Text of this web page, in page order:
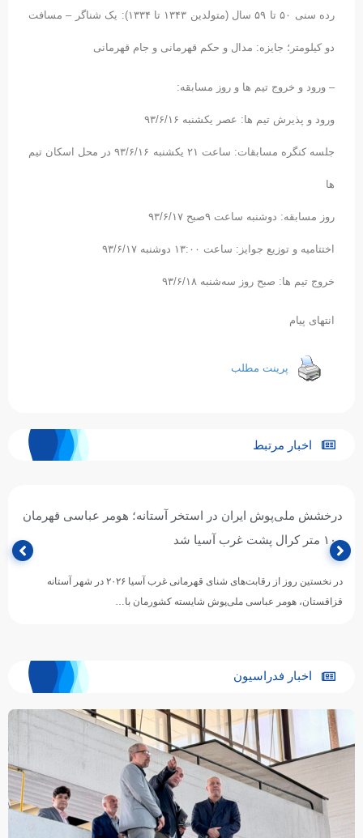
رده سنی ۵۰ تا ۵۹ سال (متولدین ۱۳۴۳ تا ۱۳۳۴): یک شناگر – مسافت
دو کیلومتر؛ جایزه: مدال و حکم قهرمانی و جام قهرمانی
– ورود و خروج تیم ها و روز مسابقه:
ورود و پذیرش تیم ها: عصر یکشنبه ۹۳/۶/۱۶
جلسه کنگره مسابقات: ساعت ۲۱ یکشنبه ۹۳/۶/۱۶ در محل اسکان تیم
ها
روز مسابقه: دوشنبه ساعت ۹صبح ۹۳/۶/۱۷
اختتامیه و توزیع جوایز: ساعت ۱۳:۰۰ دوشنبه ۹۳/۶/۱۷
خروج تیم ها: صبح روز سه‌شنبه ۹۳/۶/۱۸
انتهای پیام
پرینت مطلب
اخبار مرتبط
درخشش ملی‌پوش ایران در استخر آستانه؛ هومر عباسی قهرمان
۱۰۰ متر کرال پشت غرب آسیا شد
در نخستین روز از رقابت‌های شنای قهرمانی غرب آسیا ۲۰۲۶ در شهر آستانه
قزاقستان، هومر عباسی ملی‌پوش شایسته کشورمان با…
اخبار فدراسیون